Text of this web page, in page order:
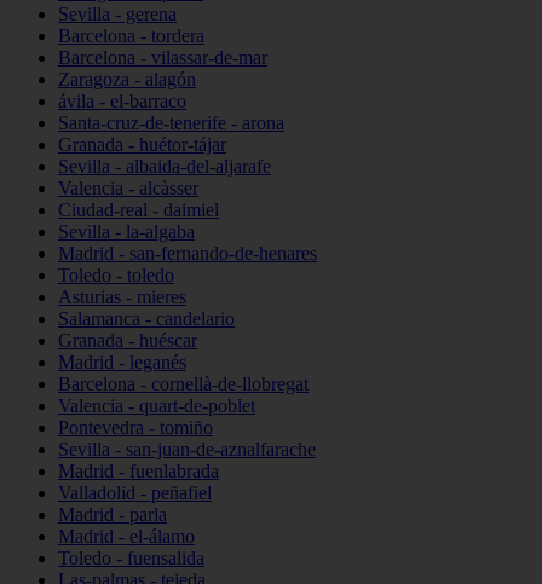
Sevilla - gerena
Barcelona - tordera
Barcelona - vilassar-de-mar
Zaragoza - alagón
ávila - el-barraco
Santa-cruz-de-tenerife - arona
Granada - huétor-tájar
Sevilla - albaida-del-aljarafe
Valencia - alcàsser
Ciudad-real - daimiel
Sevilla - la-algaba
Madrid - san-fernando-de-henares
Toledo - toledo
Asturias - mieres
Salamanca - candelario
Granada - huéscar
Madrid - leganés
Barcelona - cornellà-de-llobregat
Valencia - quart-de-poblet
Pontevedra - tomiño
Sevilla - san-juan-de-aznalfarache
Madrid - fuenlabrada
Valladolid - peñafiel
Madrid - parla
Madrid - el-álamo
Toledo - fuensalida
Las-palmas - tejeda